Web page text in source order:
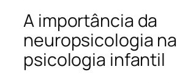
A importância da
neuropsicologia na
psicologia infantil